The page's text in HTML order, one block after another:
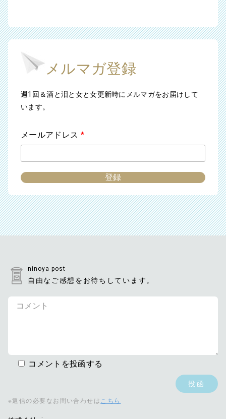
メルマガ登録
週1回＆酒と泪と女と女更新時にメルマガをお届けして
います。
メールアドレス *
ninoya post
自由なご感想をお待ちしています。
コメントを投函する
※返信の必要なお問い合わせは こちら